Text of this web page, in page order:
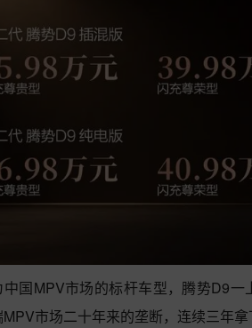
中国MPV市场的标杆车型，腾势D9
市场二十年来的垄断，连续三年